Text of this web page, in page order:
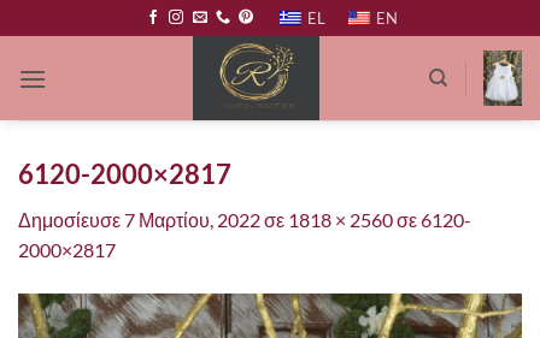
στο
περιεχόμενο
EL EN
6120-2000×2817
Δημοσίευσε7 Μαρτίου, 2022σε 1818 × 2560σε6120-
2000×2817